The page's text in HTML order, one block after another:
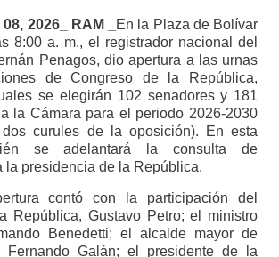
2026_ RAM _
En la Plaza de Bolívar
8:00 a. m., el registrador nacional del
Penagos, dio apertura a las urnas
de Congreso de la República,
se elegirán 102 senadores y 181
la Cámara para el periodo 2026-2030
curules de la oposición). En esta
se adelantará la consulta de
la presidencia de la República.
contó con la participación del
República, Gustavo Petro; el ministro
Benedetti; el alcalde mayor de
Fernando Galán; el presidente de la